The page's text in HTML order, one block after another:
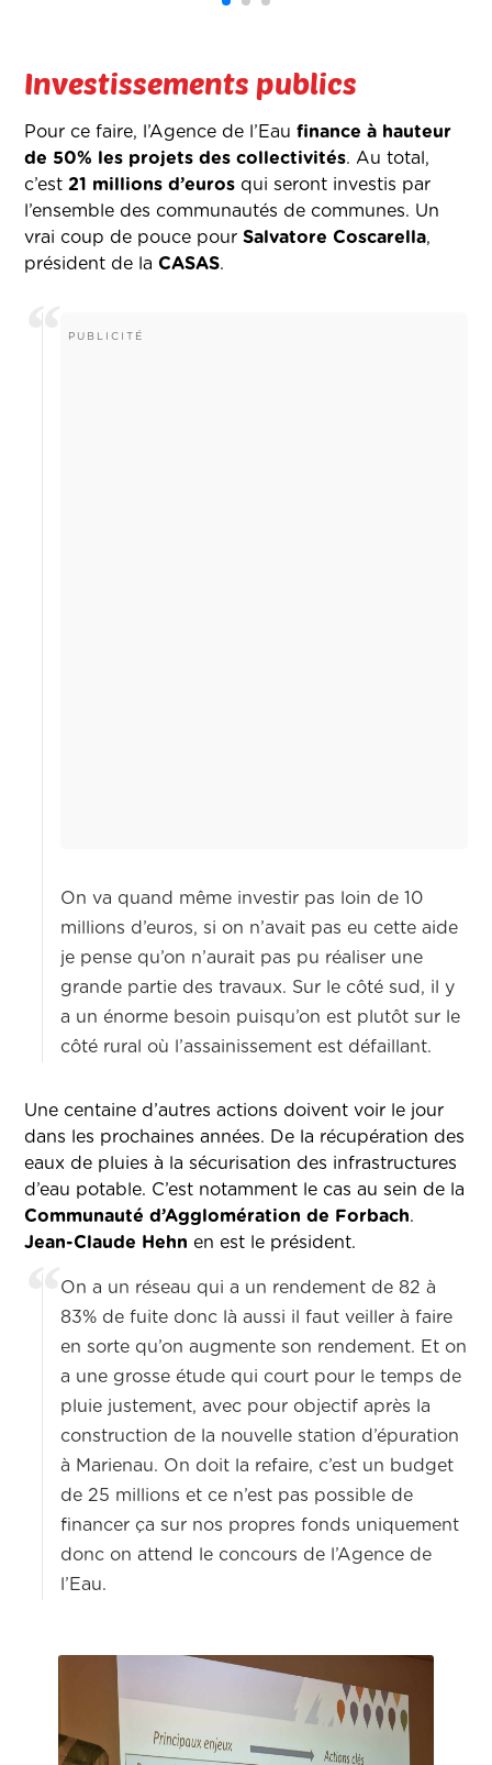
Investissements publics
Pour ce faire, l’Agence de l’Eaufinance à hauteur
de 50% les projets des collectivités. Au total,
c’est21 millions d’euros qui seront investis par
l’ensemble des communautés de communes. Un
vrai coup de pouce pourSalvatore Coscarella,
président de la CASAS.
On va quand même investir pas loin de 10
millions d’euros, si on n’avait pas eu cette aide
je pense qu’on n’aurait pas pu réaliser une
grande partie des travaux. Sur le côté sud, il y
a un énorme besoin puisqu’on est plutôt sur le
côté rural où l’assainissement est défaillant.
Une centaine d’autres actions doivent voir le jour
dans les prochaines années. De la récupération des
eaux de pluies à la sécurisation des infrastructures
d’eau potable. C’est notamment le cas au sein de la
Communauté d’Agglomération de Forbach.
Jean-Claude Hehn en est le président.
On a un réseau qui a un rendement de 82 à
83% de fuite donc là aussi il faut veiller à faire
en sorte qu’on augmente son rendement. Et on
a une grosse étude qui court pour le temps de
pluie justement, avec pour objectif après la
construction de la nouvelle station d’épuration
à Marienau. On doit la refaire, c’est un budget
de 25 millions et ce n’est pas possible de
financer ça sur nos propres fonds uniquement
donc on attend le concours de l’Agence de
l’Eau.